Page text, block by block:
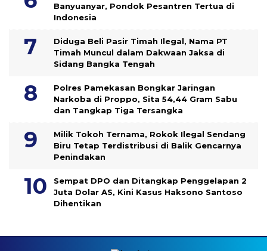
Banyuanyar, Pondok Pesantren Tertua di
Indonesia
Diduga Beli Pasir Timah Ilegal, Nama PT
Timah Muncul dalam Dakwaan Jaksa di
Sidang Bangka Tengah
Polres Pamekasan Bongkar Jaringan
Narkoba di Proppo, Sita 54,44 Gram Sabu
dan Tangkap Tiga Tersangka
Milik Tokoh Ternama, Rokok Ilegal Sendang
Biru Tetap Terdistribusi di Balik Gencarnya
Penindakan
Sempat DPO dan Ditangkap Penggelapan 2
Juta Dolar AS, Kini Kasus Haksono Santoso
Dihentikan